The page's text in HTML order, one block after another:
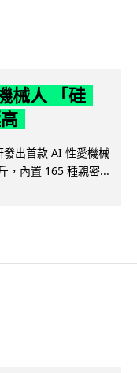
械人 「硅
出首款 AI 性愛機械
，內置 165 種親密...